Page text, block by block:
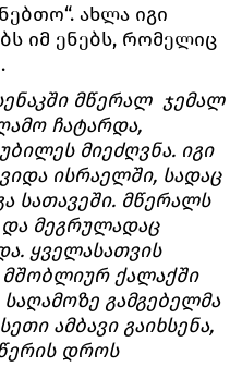
ახლა იგი
იმ ენებს, რომელიც
მწერალ ჯემალ
ჩატარდა,
მიეძღვნა. იგი
ისრაელში, სადაც
სათავეში. მწერალს
და მეგრულადაც
ყველასათვის
მშობლიურ ქალაქში
გამგებელმა
ამბავი გაიხსენა,
დროს